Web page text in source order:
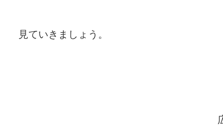
見ていきましょう。